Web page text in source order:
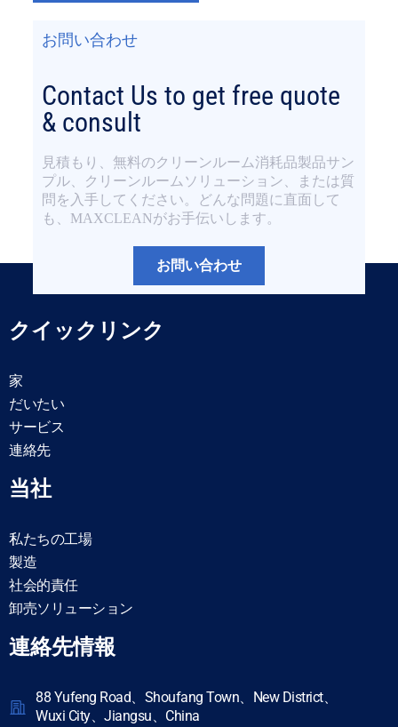
お問い合わせ
Contact Us to get free quote
& consult
見積もり、無料のクリーンルーム消耗品製品サン
プル、クリーンルームソリューション、または質
問を入手してください。どんな問題に直面して
も、MAXCLEANがお手伝いします。
お問い合わせ
クイックリンク
家
だいたい
サービス
連絡先
当社
私たちの工場
製造
社会的責任
卸売ソリューション
連絡先情報
88 Yufeng Road、Shoufang Town、New District、
Wuxi City、Jiangsu、China